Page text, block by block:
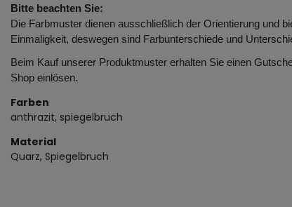
Bitte beachten Sie:
Die Farbmuster dienen ausschließlich der Orientierung und
Einmaligkeit, deswegen sind Farbunterschiede und
Beim Kauf unserer Produktmuster erhalten Sie einen
Shop einlösen.
Farben
anthrazit, spiegelbruch
Material
Quarz, Spiegelbruch